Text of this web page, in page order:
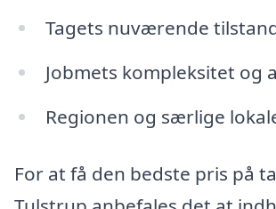
Tagets nuværende
Jobmets kompleksitet og
Regionen og særlige
For at få den bedste pris på